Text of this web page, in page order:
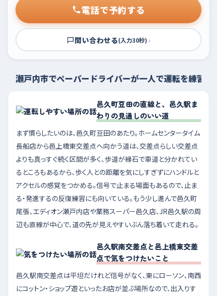
電話で予約する
問い合わせる(入力30秒) ›
瀬戸内市でペーパードライバーが一人で運転を練習す
邑久町豆田の直線と、邑久駅ま
わりの見通しのいい道
まず慣らしたいのは、邑久町豆田のあたり。ホームセンタータイム
長船店から邑上橋東交差点へ向かう道は、交差点らしい交差点
よりも真っすぐ続く区間が多く、歩道が縁石で車道と分かれてい
るところもあるから、歩く人との距離を気にしすぎずにハンドルと
アクセルの感覚をつかめる。信号で止まる場面もあるので、止ま
る・発進するの反復練習にも向いている。もう少し進んで邑久町
尾張、エディオン瀬戸内店や業務スーパー邑久店、JR邑久駅の周
辺も直線が中心で、道の先が見えやすいぶん落ち着いて走れる。
邑久駅南交差点と邑上橋東交差
点で気をつけたいこと
邑久駅南交差点は平坦だけれど信号がなく、東にローソン、南西
にコットン・ショップ遊といったお店が並ぶ場所なので、出入りす